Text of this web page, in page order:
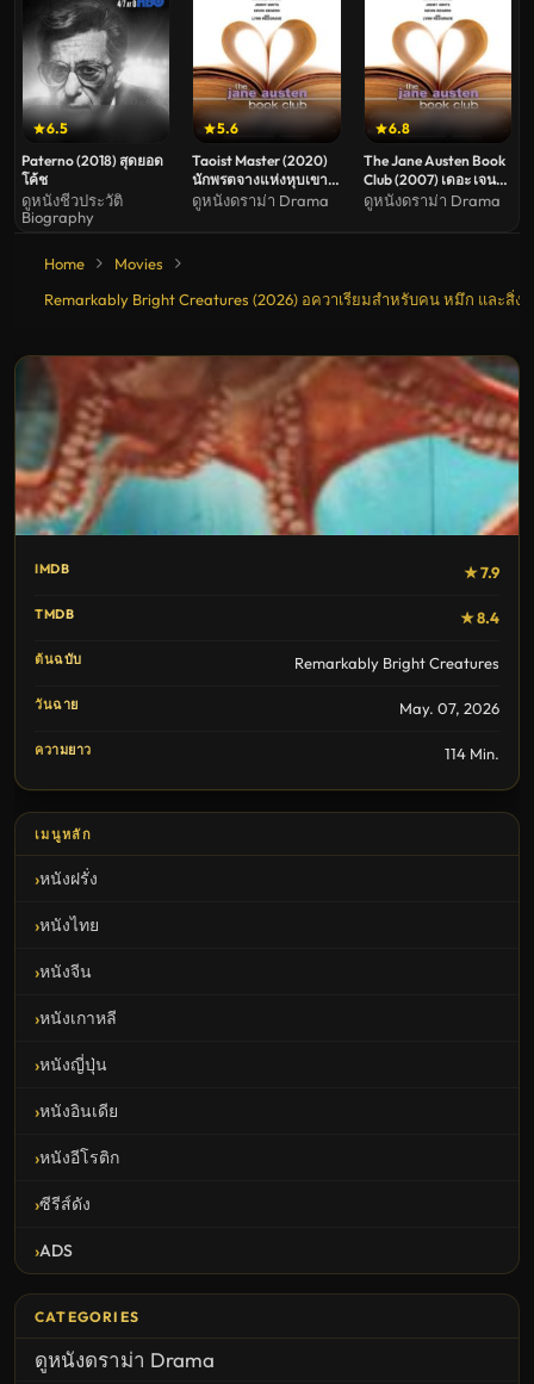
6.5
Paterno (2018) สุดยอด
โค้ช
ดูหนังชีวประวัติ
Biography
5.6
Taoist Master (2020)
นักพรตจางแห่งหุบเขา
มังกรพยัคฆ์
ดูหนังดราม่า Drama
6.8
The Jane Austen Book
Club (2007) เดอะ เจน
ออสเต็น บุ๊ก คลับ ชมรม
ดูหนังดราม่า Drama
Home
Movies
Remarkably Bright Creatures (2026) อควาเรียมสำหรับคน หมึก และสิ่ง
IMDB ★ 7.9
TMDB ★ 8.4
ต้นฉบับ Remarkably Bright Creatures
วันฉาย May. 07, 2026
ความยาว 114 Min.
เมนูหลัก
หนังฝรั่ง
หนังไทย
หนังจีน
หนังเกาหลี
หนังญี่ปุ่น
หนังอินเดีย
หนังอีโรติก
ซีรีส์ดัง
ADS
CATEGORIES
ดูหนังดราม่า Drama